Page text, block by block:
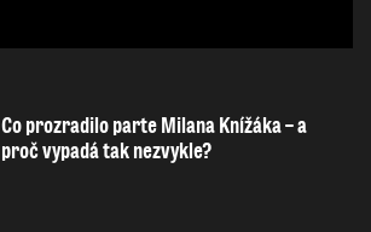
Co prozradilo parte Milana Knížáka – a
proč vypadá tak nezvykle?